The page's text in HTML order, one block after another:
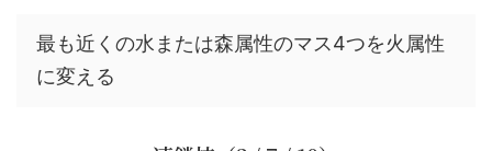
最も近くの水または森属性のマス4つを火属性
に変える